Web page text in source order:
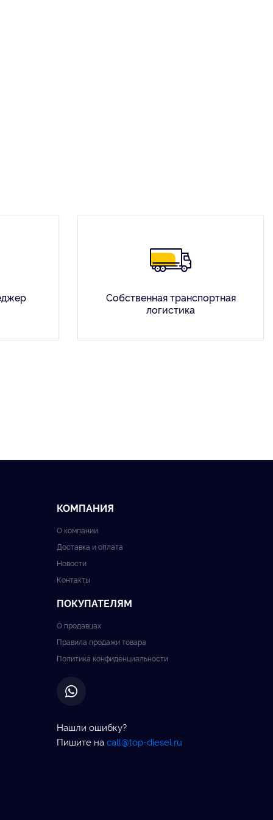
Собственная транспортная
логистика
КОМПАНИЯ
О компании
Доставка и оплата
Новости
Контакты
ПОКУПАТЕЛЯМ
О продавцах
Правила продажи товара
Политика конфиденциальности
Нашли ошибку?
Пишите наcall@top-diesel.ru